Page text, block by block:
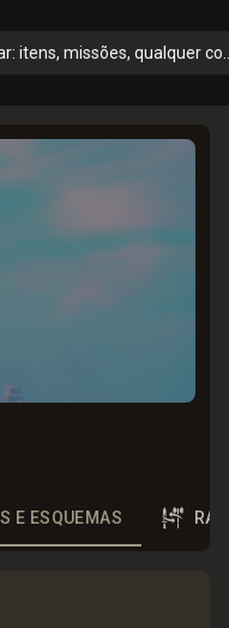
itens, missões, qualquer
E ESQUEMAS